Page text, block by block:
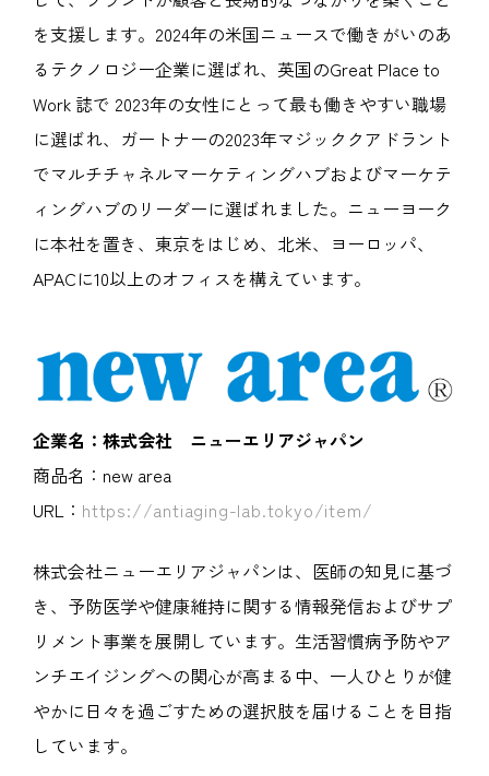
を支援します。2024年の米国ニュースで働きがいのあ
るテクノロジー企業に選ばれ、英国のGreat Place to
Work 誌で 2023年の女性にとって最も働きやすい職場
に選ばれ、ガートナーの2023年マジッククアドラント
でマルチチャネルマーケティングハブおよびマーケテ
ィングハブのリーダーに選ばれました。ニューヨーク
に本社を置き、東京をはじめ、北米、ヨーロッパ、
APACに10以上のオフィスを構えています。
企業名：株式会社 ニューエリアジャパン
商品名：new area
URL： https://antiaging-lab.tokyo/item/
株式会社ニューエリアジャパンは、医師の知見に基づ
き、予防医学や健康維持に関する情報発信およびサプ
リメント事業を展開しています。生活習慣病予防やア
ンチエイジングへの関心が高まる中、一人ひとりが健
やかに日々を過ごすための選択肢を届けることを目指
しています。